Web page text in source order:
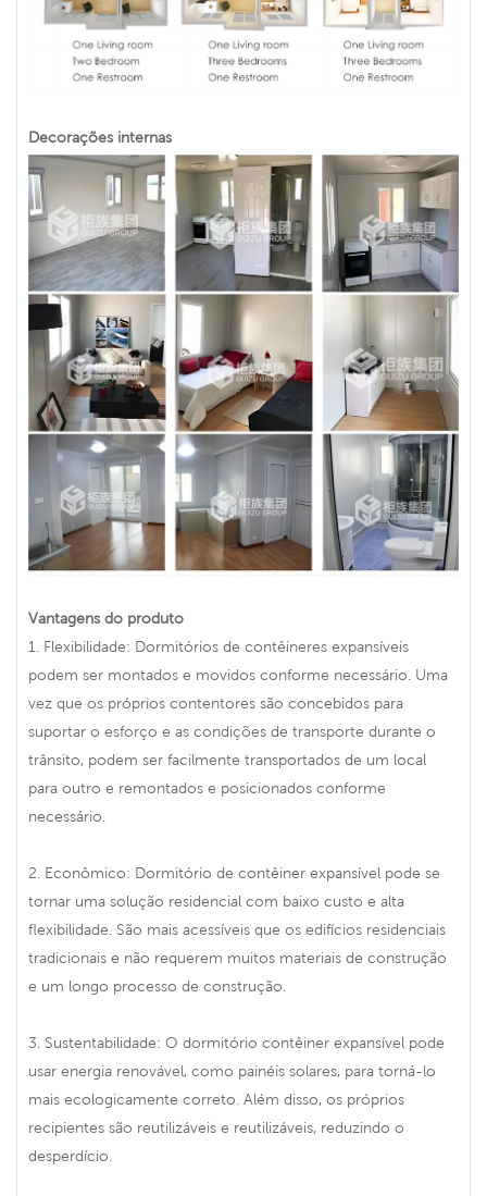
Decorações internas
Vantagens do produto
1. Flexibilidade: Dormitórios de contêineres expansíveis
podem ser montados e movidos conforme necessário. Uma
vez que os próprios contentores são concebidos para
suportar o esforço e as condições de transporte durante o
trânsito, podem ser facilmente transportados de um local
para outro e remontados e posicionados conforme
necessário.
2. Econômico: Dormitório de contêiner expansível pode se
tornar uma solução residencial com baixo custo e alta
flexibilidade. São mais acessíveis que os edifícios residenciais
tradicionais e não requerem muitos materiais de construção
e um longo processo de construção.
3. Sustentabilidade: O dormitório contêiner expansível pode
usar energia renovável, como painéis solares, para torná-lo
mais ecologicamente correto. Além disso, os próprios
recipientes são reutilizáveis ​​e reutilizáveis, reduzindo o
desperdício.